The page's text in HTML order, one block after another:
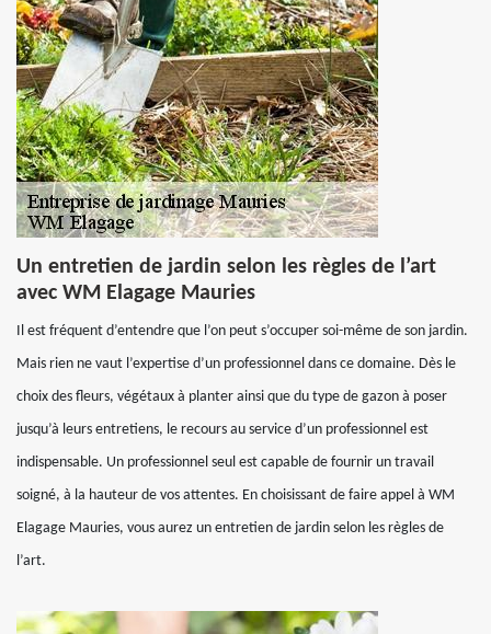
Un entretien de jardin selon les règles de l’art
avec WM Elagage Mauries
Il est fréquent d’entendre que l’on peut s’occuper soi-même de son jardin.
Mais rien ne vaut l’expertise d’un professionnel dans ce domaine. Dès le
choix des fleurs, végétaux à planter ainsi que du type de gazon à poser
jusqu’à leurs entretiens, le recours au service d’un professionnel est
indispensable. Un professionnel seul est capable de fournir un travail
soigné, à la hauteur de vos attentes. En choisissant de faire appel à WM
Elagage Mauries, vous aurez un entretien de jardin selon les règles de
l’art.